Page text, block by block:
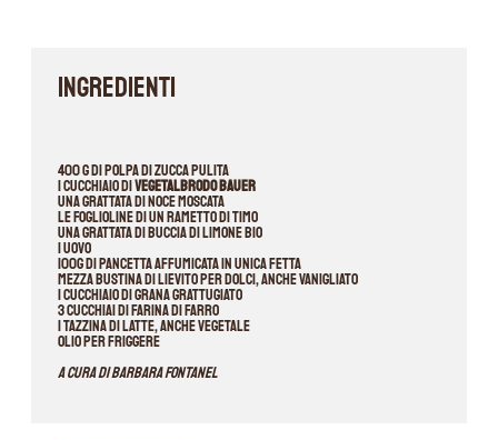
INGREDIENTI
400 g di polpa di zucca pulita
1 cucchiaio diVegetalbrodo Bauer
Una grattata di noce moscata
Le foglioline di un rametto di timo
Una grattata di buccia di limone bio
1 uovo
100g di pancetta affumicata in unica fetta
Mezza bustina di lievito per dolci, anche vanigliato
1 cucchiaio di Grana grattugiato
3 cucchiai di farina di farro
1 tazzina di latte, anche vegetale
Olio per friggere
A cura di Barbara Fontanel